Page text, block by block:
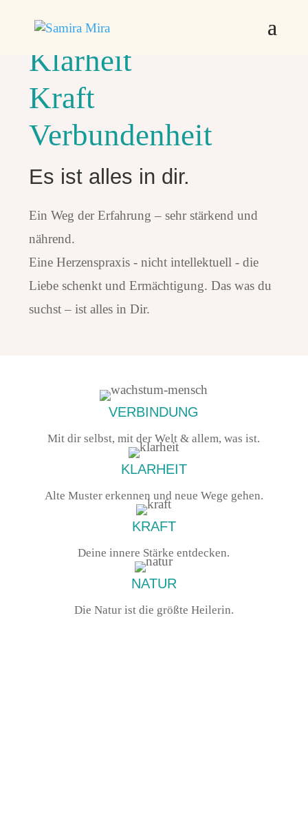
Klarheit
Kraft
Verbundenheit
Es ist alles in dir.
Ein Weg der Erfahrung – sehr stärkend und
nährend.
Eine Herzenspraxis - nicht intellektuell - die
Liebe schenkt und Ermächtigung. Das was du
suchst – ist alles in Dir.
VERBINDUNG
Mit dir selbst, mit der Welt & allem, was ist.
KLARHEIT
Alte Muster erkennen und neue Wege gehen.
KRAFT
Deine innere Stärke entdecken.
NATUR
Die Natur ist die größte Heilerin.